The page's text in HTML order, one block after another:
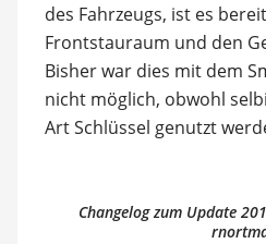
des Fahrzeugs, ist es
Frontstauraum und den
Bisher war dies mit dem
nicht möglich, obwohl
Art Schlüssel genutzt
Changelog zum Update